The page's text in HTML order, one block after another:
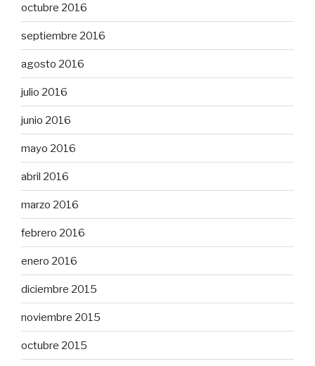
octubre 2016
septiembre 2016
agosto 2016
julio 2016
junio 2016
mayo 2016
abril 2016
marzo 2016
febrero 2016
enero 2016
diciembre 2015
noviembre 2015
octubre 2015